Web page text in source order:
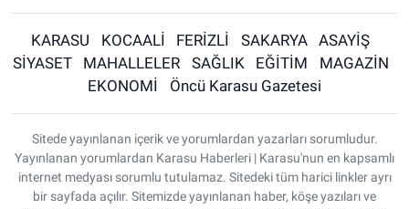
KARASU KOCAALİ FERİZLİ SAKARYA
ASAYİŞ
SİYASET
MAHALLELER SAĞLIK EĞİTİM
MAGAZİN
EKONOMİ
Öncü Karasu Gazetesi
Sitede yayınlanan içerik ve yorumlardan yazarları sorumludur.
Yayınlanan yorumlardan Karasu Haberleri | Karasu'nun en kapsamlı
internet medyası sorumlu tutulamaz. Sitedeki tüm harici linkler ayrı
bir sayfada açılır. Sitemizde yayınlanan haber, köşe yazıları ve